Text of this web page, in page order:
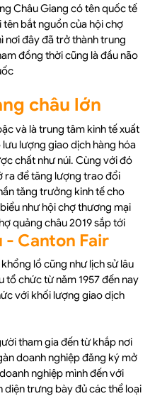
Châu Giang có tên quốc tế
bắt nguồn của hội chợ
nơi đây đã trở thành trung
đồng thời cũng là đầu não
châu lớn
và là trung tâm kinh tế xuất
lượng giao dịch hàng hóa
chất như núi. Cùng với đó
ra để tăng lượng trao đổi
tăng trưởng kinh tế cho
như hội chợ thương mại
quảng châu 2019 sắp tới
- Canton Fair
lồ cũng như lịch sử lâu
chức từ năm 1957 đến nay
với khối lượng giao dịch
tham gia đến từ khắp nơi
doanh nghiệp đăng ký mở
nghiệp mình đến với
diện trưng bày đủ các thể loại